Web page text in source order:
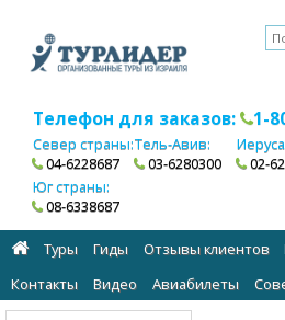
Телефон для заказов: 1-
Север страны:
04-6228687
Тель-Авив:
03-6280300
02-
Юг страны:
08-6338687
Туры Гиды Отзывы клиентов
Контакты
Видео Авиабилеты